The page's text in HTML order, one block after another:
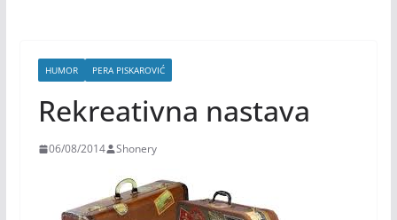
HUMOR PERA PISKAROVIĆ
Rekreativna nastava
06/08/2014 Shonery